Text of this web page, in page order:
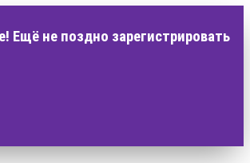
Ещё не поздно зарегистрировать